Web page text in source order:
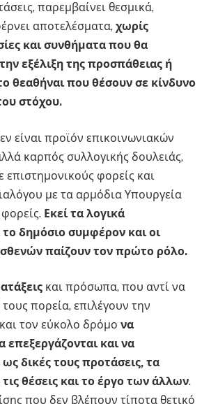
παρεμβαίνει θεσμικά,
αποτελέσματα, χωρίς
και συνθήματα που θα
εξέλιξη της προσπάθειας ή
θεαθήναι που θέσουν σε κίνδυνο
στόχου.
είναι προϊόν επικοινωνιακών
καρπός συλλογικής δουλειάς,
επιστημονικούς φορείς και
με τα αρμόδια Υπουργεία
Εκεί τα λογικά
το δημόσιο συμφέρον και οι
παίζουν τον πρώτο ρόλο.
και πρόσωπα, που αντί να
πορεία, επιλέγουν την
τον εύκολο δρόμο να
επεξεργάζονται και να
δικές τους προτάσεις, τα
θέσεις και το έργο των άλλων.
που δεν βλέπουν τίποτα θετικό